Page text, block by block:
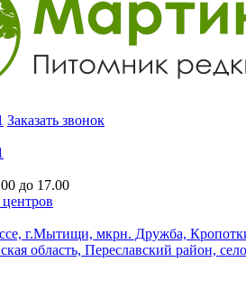
Заказать звонок
до 17.00
г.Мытищи, мкрн. Дружба,
область, Переславский район,